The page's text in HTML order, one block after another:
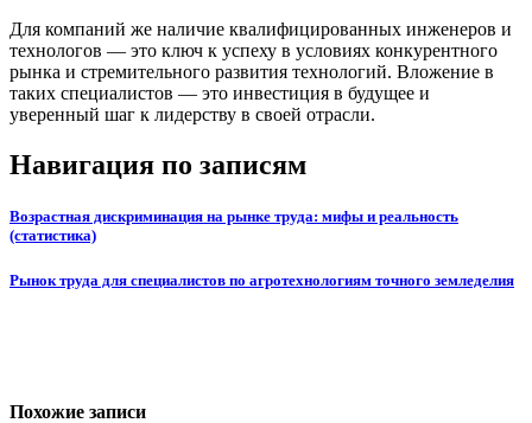
Для компаний же наличие квалифицированных инженеров и
технологов — это ключ к успеху в условиях конкурентного
рынка и стремительного развития технологий. Вложение в
таких специалистов — это инвестиция в будущее и
уверенный шаг к лидерству в своей отрасли.
Навигация по записям
Возрастная дискриминация на рынке труда: мифы и реальность
(статистика)
Рынок труда для специалистов по агротехнологиям точного земледелия
Похожие записи